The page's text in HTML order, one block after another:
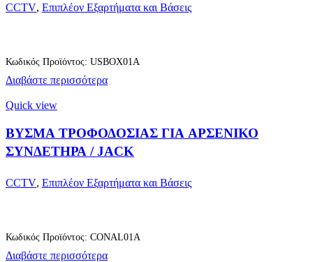
CCTV, Επιπλέον Εξαρτήματα και Βάσεις
Διαβάστε περισσότερα
Κωδικός Προϊόντος: USBOX01A
Quick view
ΒΥΣΜΑ ΤΡΟΦΟΔΟΣΙΑΣ ΓΙΑ ΑΡΣΕΝΙΚΟ
ΣΥΝΔΕΤΗΡΑ / JACK
CCTV, Επιπλέον Εξαρτήματα και Βάσεις
Διαβάστε περισσότερα
Κωδικός Προϊόντος: CONAL01A